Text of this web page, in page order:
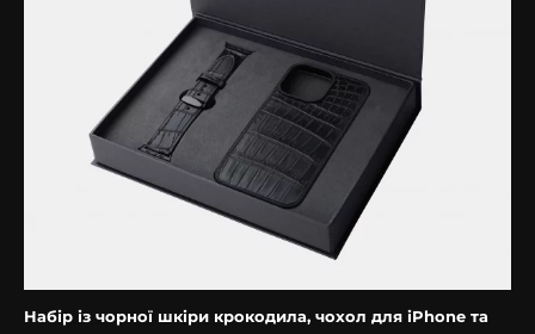
Набір із чорної шкіри крокодила, чохол для iPhone та